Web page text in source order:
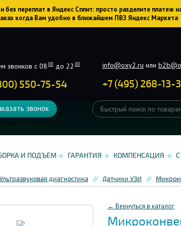
без переплат в Яндекс Сплит: просто разделите платеж
когда Вам удобно в ближайшем ПВЗ Яндекс Маркета
звонков с 08 00до 22 00
550-75-54
info@oxy2.ru или
+7 (495) 268-13-
звонок
И ПОДЪЁМ ГАРАНТИЯ КОМПЕНСАЦИЯ
Ультразвуковая диагностика Датчики УЗИ
← Вернуться в каталог